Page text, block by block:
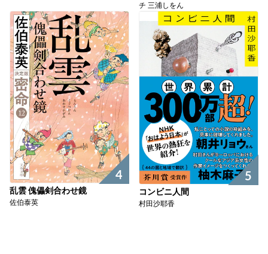
チ 三浦しをん
4
乱雲 傀儡剣合わせ鏡
佐伯泰英
5
コンビニ人間
村田沙耶香